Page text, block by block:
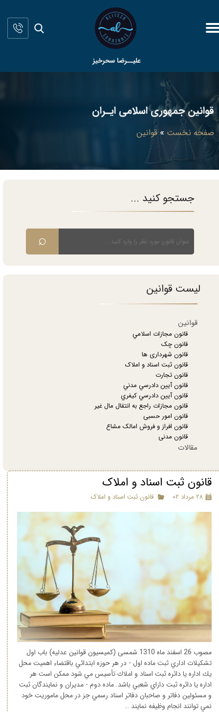
علیــرضا سحرخیز
قوانین جمهوری اسلامی ایـران
صفحه نخست »قوانین
قانون ثبت اسناد و املاک
۲۸ مرداد ۰۲ قانون ثبت اسناد و املاک
مصوب 26 اسفند ماه 1310 شمسی (کمیسیون قوانین عدلیه) باب اول
تشكيلات اداري ثبت ماده اول - در هر حوزه ابتدائي باقتضاء اهميت محل
يك اداره يا دائره ثبت اسناد و املاك تأسيس مي ‌شود ممكن است هر
اداره يا دائره ثبت ‌داراي شعبي باشد. ماده دوم - مديران و نمايندگان ثبت
و مسئولين دفاتر و صاحبان دفاتر اسناد رسمي جز در محل ماموريت خود
نمي ‌توانند انجام وظيفه نمايند …
⌕
جستجو کنید ...
لیست قوانین
قوانین
قانون مجازات اسلامي
قانون چک
قانون شهرداری ها
قانون ثبت اسناد و املاک
قانون تجارت
‌قانون آيين دادرسي مدني
قانون آيين دادرسي كيفري
قانون مجازات راجع به انتقال مال غير
قانون امور حسبی
قانون افراز و فروش امالک مشاع
قانون مدنی
مقالات